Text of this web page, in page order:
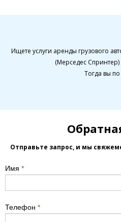
Ищете услуги аренды грузового
(Мерседес
Тогда вы по
Отправьте запрос, и мы
Имя *
Телефон *